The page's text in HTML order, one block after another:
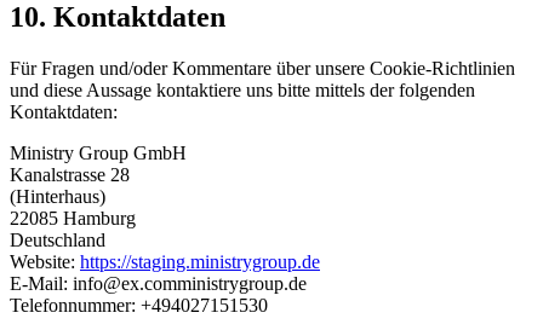
10. Kontaktdaten
Für Fragen und/oder Kommentare über unsere Cookie-Richtlinien
und diese Aussage kontaktiere uns bitte mittels der folgenden
Kontaktdaten:
Ministry Group GmbH
Kanalstrasse 28
(Hinterhaus)
22085 Hamburg
Deutschland
Website: https://staging.ministrygroup.de
E-Mail: info@ex.comministrygroup.de
Telefonnummer: +494027151530